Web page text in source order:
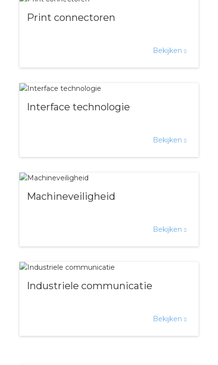
Print connectoren
Bekijken
Interface technologie
Bekijken
Machineveiligheid
Bekijken
Industriele communicatie
Bekijken